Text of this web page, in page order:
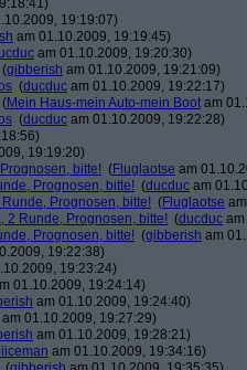
19:19:07)
am 01.10.2009, 19:19:45)
am 01.10.2009, 19:20:30)
(gibberish am 01.10.2009, 19:21:09)
(ducduc am 01.10.2009, 19:22:17)
(Mein Haus-mein Auto-mein Boot am
(ducduc am 01.10.2009, 19:22:28)
19:19:20)
bitte! (Fluglaotse am
Prognosen, bitte! (ducduc am
Prognosen, bitte! (Fluglaotse
2 Runde, Prognosen, bitte! (ducduc
Prognosen, bitte! (gibberish am
19:22:38)
19:23:24)
01.10.2009, 19:24:14)
am 01.10.2009, 19:24:40)
am 01.10.2009, 19:27:29)
am 01.10.2009, 19:28:21)
am 01.10.2009, 19:34:16)